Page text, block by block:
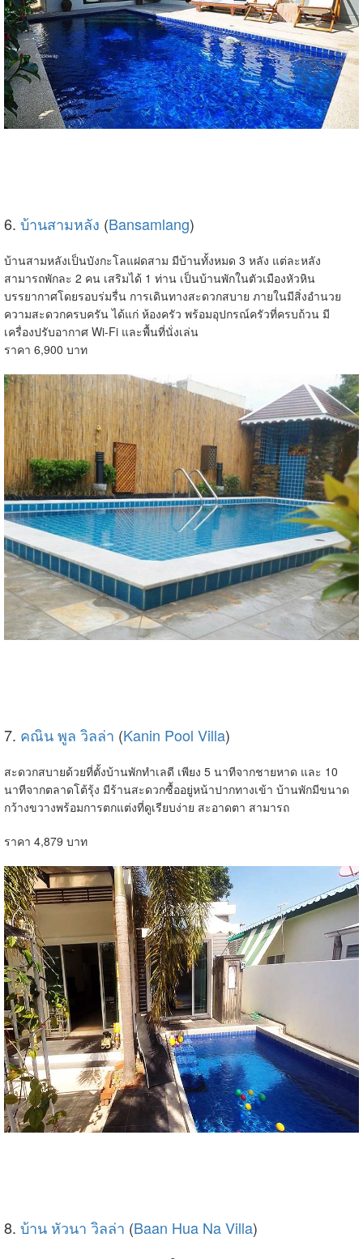
6. บ้านสามหลัง (Bansamlang)
บ้านสามหลังเป็นบังกะโลแฝดสาม มีบ้านทั้งหมด 3 หลัง แต่ละหลัง
สามารถพักละ 2 คน เสริมได้ 1 ท่าน เป็นบ้านพักในตัวเมืองหัวหิน
บรรยากาศโดยรอบร่มรื่น การเดินทางสะดวกสบาย ภายในมีสิ่งอำนวย
ความสะดวกครบครัน ได้แก่ ห้องครัว พร้อมอุปกรณ์ครัวที่ครบถ้วน มี
เครื่องปรับอากาศ Wi-Fi และพื้นที่นั่งเล่น
ราคา 6,900 บาท
7. คณิน พูล วิลล่า (Kanin Pool Villa)
สะดวกสบายด้วยที่ตั้งบ้านพักทำเลดี เพียง 5 นาทีจากชายหาด และ 10
นาทีจากตลาดโต้รุ้ง มีร้านสะดวกซื้ออยู่หน้าปากทางเข้า บ้านพักมีขนาด
กว้างขวางพร้อมการตกแต่งที่ดูเรียบง่าย สะอาดตา สามารถ
ราคา 4,879 บาท
8. บ้าน หัวนา วิลล่า (Baan Hua Na Villa)